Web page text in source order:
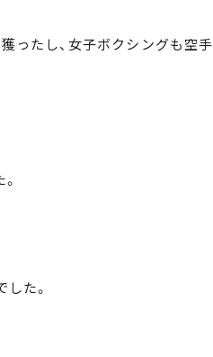
ったし、女子ボクシングも空手
た。